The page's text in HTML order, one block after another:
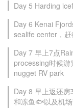
Day 5 Harding
Day 6 Kenai
sealife center，
Day 7 早上7点
processing时候
nugget RV park
Day 8 早上返还
和冻鱼🐟以及机